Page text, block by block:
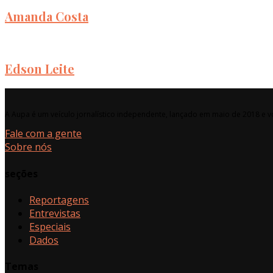
Amanda Costa
Edson Leite
Fale com a gente
Sobre nós
Reportagens
Entrevistas
Especiais
Dados